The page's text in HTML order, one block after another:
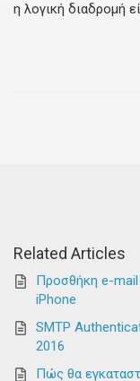
η λογική διαδρομή
Related Articles
Προσθήκη e-
iPhone
SMTP
2016
Πώς θα